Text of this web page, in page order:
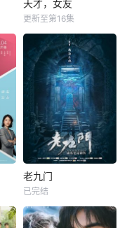
天才，女友
更新至第16集
老九门
已完结